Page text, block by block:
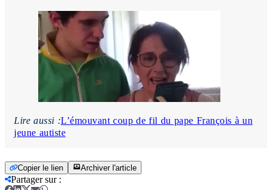
Lire aussi :L’émouvant coup de fil du pape François à un
jeune autiste
Copier le lien Archiver l'article
Partager sur: